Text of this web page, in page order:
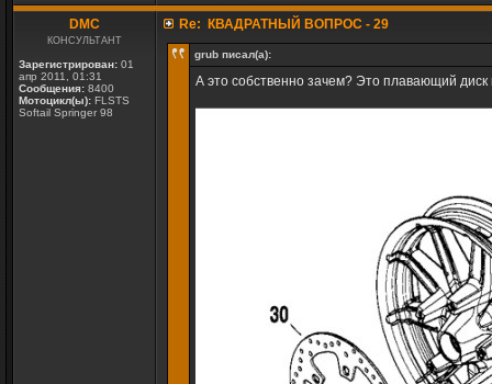
DMC
КОНСУЛЬТАНТ
Зарегистрирован: 01
апр 2011, 01:31
Сообщения: 8400
Мотоцикл(ы): FLSTS
Softail Springer 98
Re: КВАДРАТНЫЙ ВОПРОС - 29
grub писал(а):
А это собственно зачем? Это плавающий диск